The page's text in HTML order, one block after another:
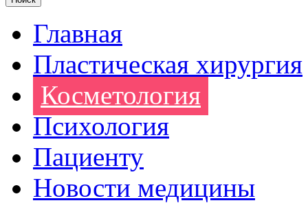
Главная
Пластическая хирургия
Косметология
Психология
Пациенту
Новости медицины